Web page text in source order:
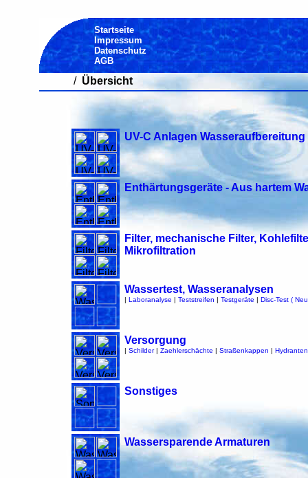
Startseite
Impressum
Datenschutz
AGB
/ Übersicht
UV-C Anlagen
Enthärtungsgeräte - Aus hartem
Filter, mechanische Filter,
Mikrofiltration
Wassertest, Wasseranalysen
| Laboranalyse | Teststreifen | Testgeräte | Disc-Test (
Versorgung
| Schilder| Zaehlerschächte | Straßenkappen | Hydranten
Sonstiges
Wassersparende Armaturen